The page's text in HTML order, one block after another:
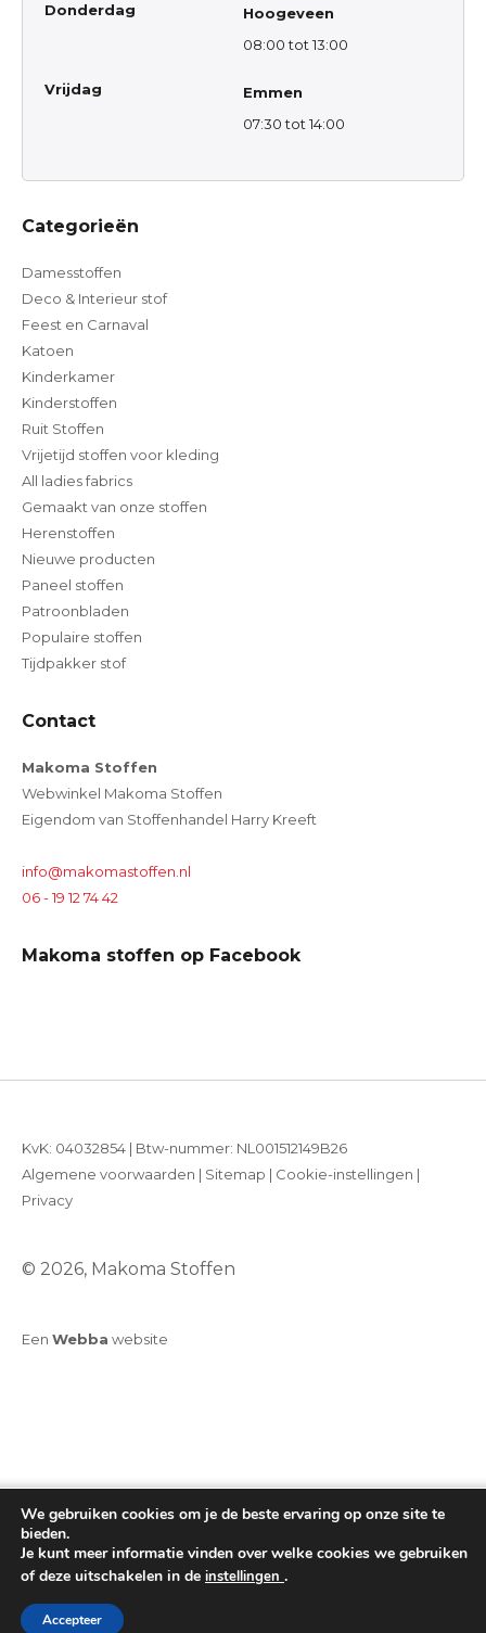
Donderdag
Hoogeveen
08:00 tot 13:00
Vrijdag
Emmen
07:30 tot 14:00
Categorieën
Damesstoffen
Deco & Interieur stof
Feest en Carnaval
Katoen
Kinderkamer
Kinderstoffen
Ruit Stoffen
Vrijetijd stoffen voor kleding
All ladies fabrics
Gemaakt van onze stoffen
Herenstoffen
Nieuwe producten
Paneel stoffen
Patroonbladen
Populaire stoffen
Tijdpakker stof
Contact
Makoma Stoffen
Webwinkel Makoma Stoffen
Eigendom van Stoffenhandel Harry Kreeft
info@makomastoffen.nl
06 - 19 12 74 42
Makoma stoffen op Facebook
© 2026, Makoma Stoffen
KvK: 04032854 | Btw-nummer: NL001512149B26
Algemene voorwaarden | Sitemap | Cookie-instellingen |
Privacy
Een Webba website
We gebruiken cookies om je de beste ervaring op onze site te
bieden.
Je kunt meer informatie vinden over welke cookies we gebruiken
of deze uitschakelen in de instellingen .
Accepteer